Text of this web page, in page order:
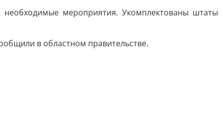
мероприятия. Укомплектованы штаты
в областном правительстве.